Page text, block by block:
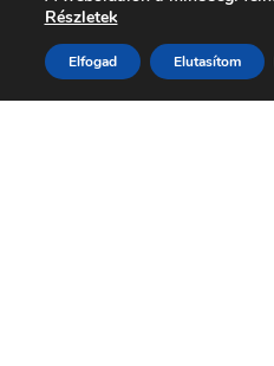
ideális
helyzetben
Részletek
Elfogad Elutasítom